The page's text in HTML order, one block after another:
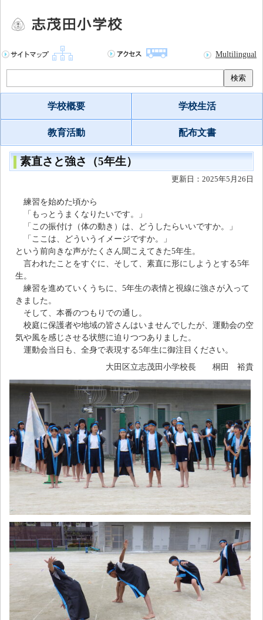
Multilingual
検索
学校概要 学校生活
教育活動 配布文書
素直さと強さ（5年生）
更新日：2025年5月26日
練習を始めた頃から
「もっとうまくなりたいです。」
「この振付け（体の動き）は、どうしたらいいですか。」
「ここは、どういうイメージですか。」
という前向きな声がたくさん聞こえてきた5年生。
言われたことをすぐに、そして、素直に形にしようとする5年
生。
練習を進めていくうちに、5年生の表情と視線に強さが入って
きました。
そして、本番のつもりでの通し。
校庭に保護者や地域の皆さんはいませんでしたが、運動会の空
気や風を感じさせる状態に迫りつつありました。
運動会当日も、全身で表現する5年生に御注目ください。
大田区立志茂田小学校長 桐田 裕貴